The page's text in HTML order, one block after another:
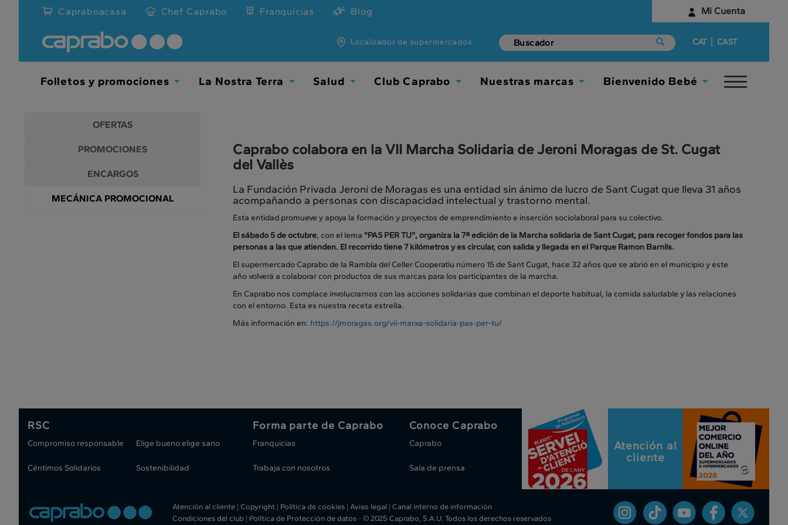
Promociones
descuentos
supermercados
Mi Cuenta
Identifícate
Empieza aquí
Capraboacasa Chef Caprabo Franquicias Blog
Localizador de supermercados CAT | CAST
Folletos y promociones La Nostra Terra Salud Club Caprabo Nuestras marcas Bienvenido Bebé
Toggle
OFERTAS
PROMOCIONES
ENCARGOS
MECÁNICA PROMOCIONAL
Caprabo colabora en la VII Marcha Solidaria de Jeroni Moragas de St. Cugat
del Vallès
La Fundación Privada Jeroni de Moragas es una entidad sin ánimo de lucro de Sant Cugat que lleva 31 años
acompañando a personas con discapacidad intelectual y trastorno mental.
Esta entidad promueve y apoya la formación y proyectos de emprendimiento e inserción sociolaboral para su colectivo.
El sábado 5 de octubre, con el lema "PAS PER TU", organiza la 7ª edición de la Marcha solidaria de Sant Cugat, para recoger fondos para las
personas a las que atienden. El recorrido tiene 7 kilómetros y es circular, con salida y llegada en el Parque Ramon Barnils.
El supermercado Caprabo de la Rambla del Celler Cooperatiu número 15 de Sant Cugat, hace 32 años que se abrió en el municipio y este
año volverá a colaborar con productos de sus marcas para los participantes de la marcha.
En Caprabo nos complace involucrarnos con las acciones solidarias que combinan el deporte habitual, la comida saludable y las relaciones
con el entorno. Esta es nuestra receta estrella.
Más información en: https://jmoragas.org/vii-marxa-solidaria-pas-per-tu/
RSC
Compromiso responsable
Céntimos Solidarios
Elige bueno elige sano
Sostenibilidad
Forma parte de Caprabo
Franquicias
Trabaja con nosotros
Conoce Caprabo
Caprabo
Sala de prensa
Atención al
cliente
Atención al cliente | Copyright | Política de cookies | Aviso legal | Canal interno de información
Condiciones del club | Política de Protección de datos - © 2025 Caprabo, S.A.U. Todos los derechos reservados